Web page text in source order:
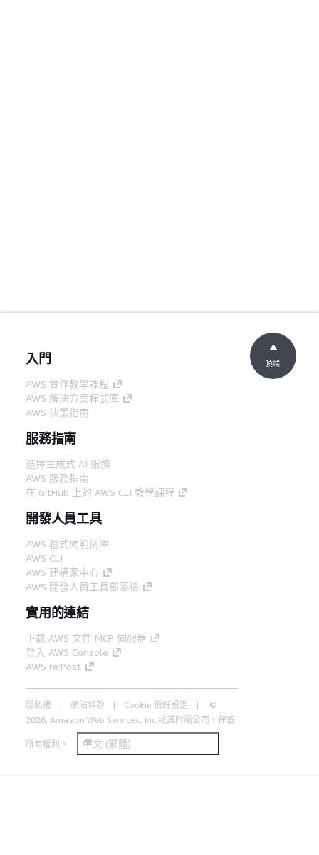
入門
AWS 實作教學課程
AWS 解決方案程式庫
AWS 決策指南
服務指南
選擇生成式 AI 服務
AWS 服務指南
在 GitHub 上的 AWS CLI 教學課程
開發人員工具
AWS 程式碼範例庫
AWS CLI
AWS 建構家中心
AWS 開發人員工具部落格
實用的連結
下載 AWS 文件 MCP 伺服器
登入 AWS Console
AWS re:Post
隱私權 網站條款 Cookie 偏好設定
©
2026, Amazon Web Services, Inc.或其附屬公司。保留
所有權利。 中文 (繁體)
頂端